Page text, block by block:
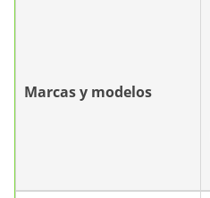
Marcas y modelos